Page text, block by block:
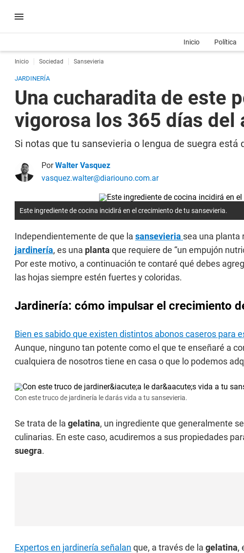
Inicio Política
Inicio Sociedad Sansevieria
JARDINERÍA
Una cucharadita de este
vigorosa los 365 días del
Si notas que tu sansevieria o lengua de suegra
PorWalter Vasquez
vasquez.walter@diariouno.com.ar
Este ingrediente de cocina incidirá en el crecimiento de tu sansevieria.
Independientemente de que la sansevieria sea una planta
jardinería, es una planta que requiere de “un empujón
Por este motivo, a continuación te contaré qué debes
las hojas siempre estén fuertes y coloridas.
Jardinería: cómo impulsar el crecimiento
Bien es sabido que existen distintos abonos caseros para
Aunque, ninguno tan potente como el que te enseñaré a
cualquiera de nosotros tiene en casa o que lo podemos
Con este truco de jardinería le darás vida a tu sansevieria.
Se trata de la gelatina, un ingrediente que generalmente
culinarias. En este caso, acudiremos a sus propiedades
suegra.
Expertos en jardinería señalan que, a través de la gelatina,